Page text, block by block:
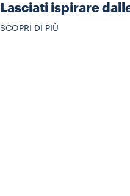
Lasciati ispirare
SCOPRI DI PIÙ